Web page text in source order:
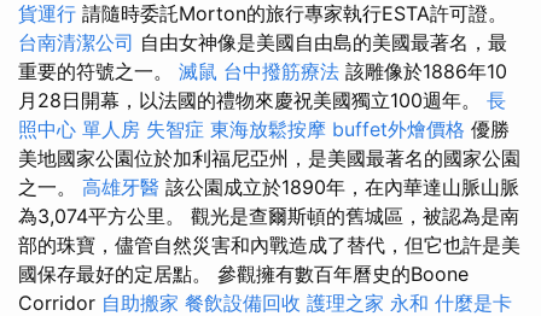
貨運行 請隨時委託Morton的旅行專家執行ESTA許可證。
台南清潔公司 自由女神像是美國自由島的美國最著名，最
重要的符號之一。 滅鼠 台中撥筋療法 該雕像於1886年10
月28日開幕，以法國的禮物來慶祝美國獨立100週年。 長
照中心 單人房 失智症 東海放鬆按摩 buffet外燴價格 優勝
美地國家公園位於加利福尼亞州，是美國最著名的國家公園
之一。 高雄牙醫 該公園成立於1890年，在內華達山脈山脈
為3,074平方公里。 觀光是查爾斯頓的舊城區，被認為是南
部的珠寶，儘管自然災害和內戰造成了替代，但它也許是美
國保存最好的定居點。 參觀擁有數百年曆史的Boone
Corridor 自助搬家 餐飲設備回收 護理之家 永和 什麼是卡